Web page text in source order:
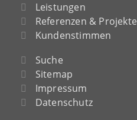
Leistungen
Referenzen & Projekte
Kundenstimmen
Suche
Sitemap
Impressum
Datenschutz